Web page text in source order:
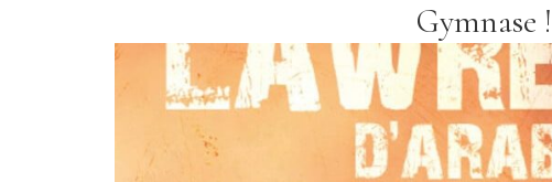
Gymnase !